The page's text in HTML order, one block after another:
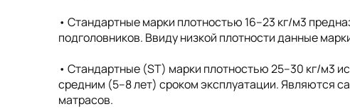
• Cтандартные марки плотностью 16–23 кг/м3
подголовников. Ввиду низкой плотности данные
• Стандартные (ST) марки плотностью 25–30 кг/м3
средним (5–8 лет) сроком эксплуатации. Являются
матрасов.